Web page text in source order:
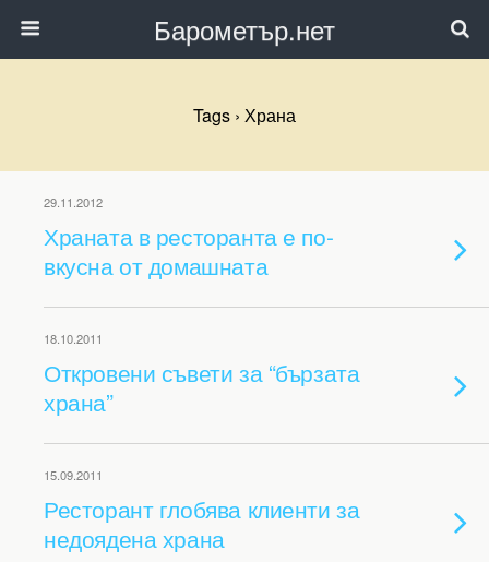
Барометър.нет
Tags › Храна
29.11.2012
Храната в ресторанта е по-
вкусна от домашната
18.10.2011
Откровени съвети за “бързата
храна”
15.09.2011
Ресторант глобява клиенти за
недоядена храна